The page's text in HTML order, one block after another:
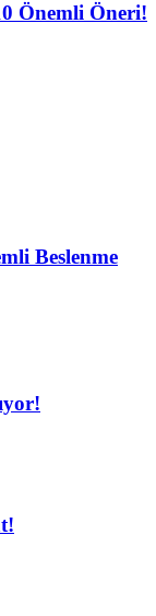
Önemli Öneri!
Beslenme